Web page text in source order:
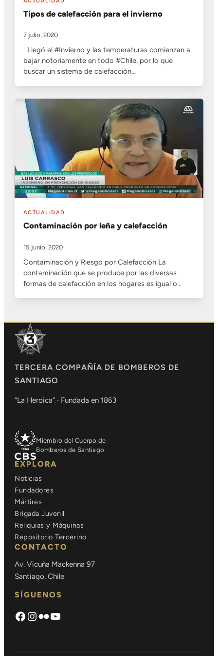
Tipos de calefacción para el invierno
7 julio, 2020
Llegó el #Invierno y las temperaturas comienzan a
bajar notoriamente en todo #Chile, por lo que
buscar un sistema de calefacción…
ACTUALIDAD
Contaminación por leña y calefacción
15 junio, 2020
Contaminación y Riesgo por Calefacción La
contaminación que se produce por las diversas
formas de calefacción en los hogares es igual o…
TERCERA COMPAÑÍA DE BOMBEROS DE
SANTIAGO
“La Heroica” · Fundada en 1863
Miembro del Cuerpo de
Bomberos de Santiago
EXPLORA
Noticias
Fundadores
Mártires
Brigada Juvenil
Reliquias y Máquinas
Repositorio Tercerino
CONTACTO
Av. Vicuña Mackenna 97
Santiago, Chile
SÍGUENOS
Facebook
Instagram
Flickrhttps://www.youtube.com/